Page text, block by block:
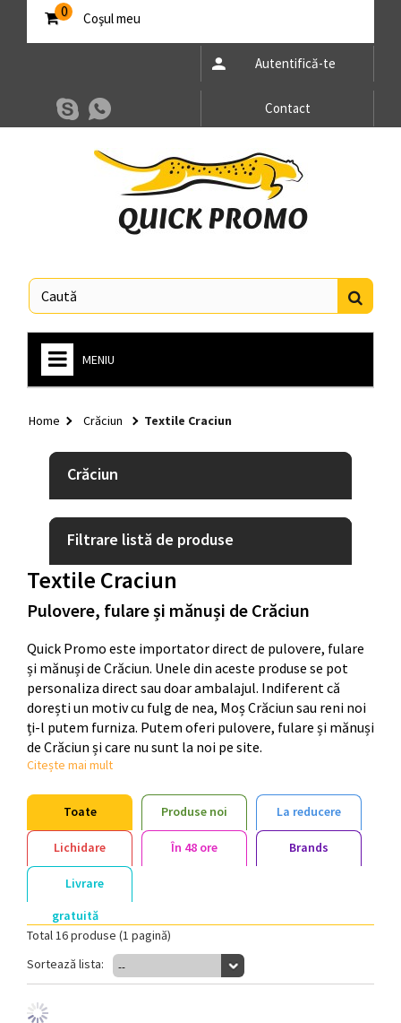
Coşul meu
0
Autentifică-te
Contact
MENIU
GENȚI ȘI RUCSACURI
GADGETURI
PIXURI
BIROU
+
CASĂ ȘI GRĂDINĂ
SISTEME DE EXPUNERE
+
IDEI QUICK
CRĂCIUN
Home Crăciun Textile Craciun
Crăciun
Filtrare listă de produse
Textile Craciun
Pulovere, fulare și mănuși de Crăciun
Quick Promo este importator direct de pulovere, fulare
și mănuși de Crăciun. Unele din aceste produse se pot
personaliza direct sau doar ambalajul. Indiferent că
dorești un motiv cu fulg de nea, Moș Crăciun sau reni noi
ți-l putem furniza. Putem oferi pulovere, fulare și mănuși
de Crăciun și care nu sunt la noi pe site.
Citește mai mult
Toate Produse noi La reducere
Lichidare În 48 ore Brands
Livrare
gratuită
Total 16 produse (1 pagină)
Sortează lista: